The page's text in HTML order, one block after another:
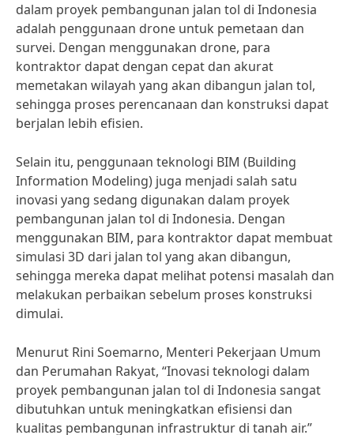
dalam proyek pembangunan jalan tol di Indonesia
adalah penggunaan drone untuk pemetaan dan
survei. Dengan menggunakan drone, para
kontraktor dapat dengan cepat dan akurat
memetakan wilayah yang akan dibangun jalan tol,
sehingga proses perencanaan dan konstruksi dapat
berjalan lebih efisien.
Selain itu, penggunaan teknologi BIM (Building
Information Modeling) juga menjadi salah satu
inovasi yang sedang digunakan dalam proyek
pembangunan jalan tol di Indonesia. Dengan
menggunakan BIM, para kontraktor dapat membuat
simulasi 3D dari jalan tol yang akan dibangun,
sehingga mereka dapat melihat potensi masalah dan
melakukan perbaikan sebelum proses konstruksi
dimulai.
Menurut Rini Soemarno, Menteri Pekerjaan Umum
dan Perumahan Rakyat, “Inovasi teknologi dalam
proyek pembangunan jalan tol di Indonesia sangat
dibutuhkan untuk meningkatkan efisiensi dan
kualitas pembangunan infrastruktur di tanah air.”